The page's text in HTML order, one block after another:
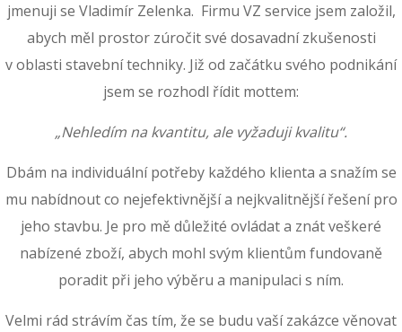
jmenuji se Vladimír Zelenka. Firmu VZ service jsem založil,
abych měl prostor zúročit své dosavadní zkušenosti
v oblasti stavební techniky. Již od začátku svého podnikání
jsem se rozhodl řídit mottem:
„Nehledím na kvantitu, ale vyžaduji kvalitu“.
Dbám na individuální potřeby každého klienta a snažím se
mu nabídnout co nejefektivnější a nejkvalitnější řešení pro
jeho stavbu. Je pro mě důležité ovládat a znát veškeré
nabízené zboží, abych mohl svým klientům fundovaně
poradit při jeho výběru a manipulaci s ním.
Velmi rád strávím čas tím, že se budu vaší zakázce věnovat